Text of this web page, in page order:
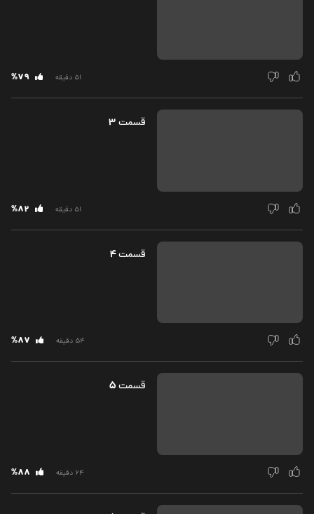
51 دقیقه %79
قسمت‌3
51 دقیقه %82
قسمت‌4
54 دقیقه %87
قسمت‌5
64 دقیقه %88